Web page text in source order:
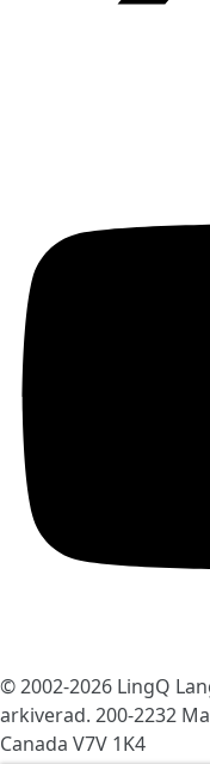
© 2002-2026 LingQ
arkiverad. 200-2232
Canada V7V 1K4